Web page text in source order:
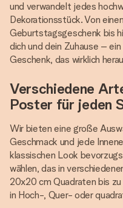
und verwandelt jedes
Dekorationsstück. Von
Geburtstagsgeschenk bis
dich und dein Zuhause –
Geschenk, das wirklich
Verschiedene
Poster für jeden
Wir bieten eine große
Geschmack und jede
klassischen Look
wählen, das in
20x20 cm Quadraten bis
in Hoch-, Quer- oder